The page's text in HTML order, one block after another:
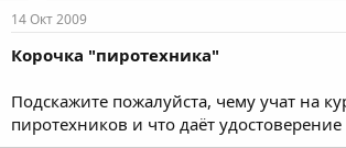
е
м
ы
ч
а
л
14 Окт 2009
Корочка "пиротехника"
Подскажите пожалуйста, чему учат на
пиротехников и что даёт